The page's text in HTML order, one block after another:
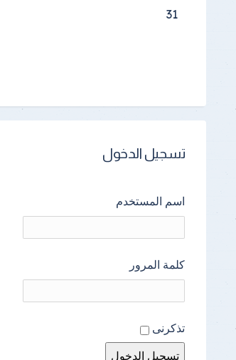
31
تسجيل الدخول
اسم المستخدم
كلمة المرور
تذكرنى